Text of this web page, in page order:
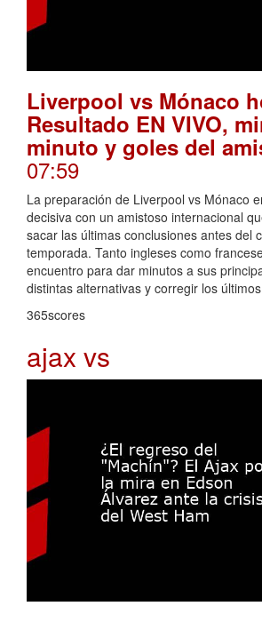
Liverpool vs Mónaco
Resultado EN VIVO,
minuto y goles del
07:59
La preparación de Liverpool vs Mónaco
decisiva con un amistoso internacional
sacar las últimas conclusiones antes del
temporada. Tanto ingleses como
encuentro para dar minutos a sus
distintas alternativas y corregir los
365scores
ajax vs